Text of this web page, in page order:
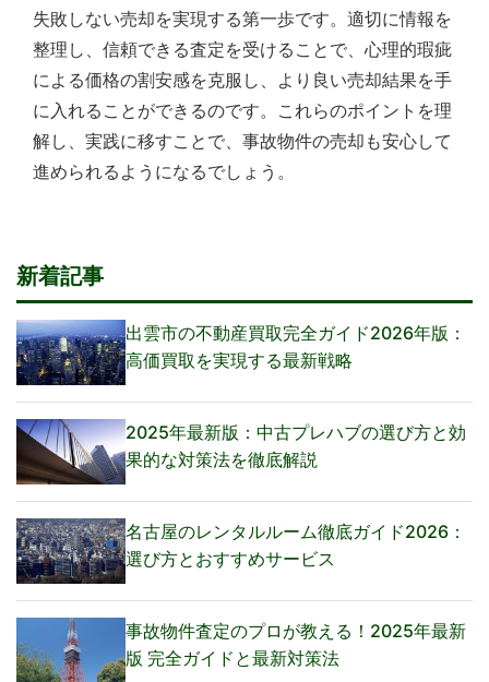
失敗しない売却を実現する第一歩です。適切に情報を
整理し、信頼できる査定を受けることで、心理的瑕疵
による価格の割安感を克服し、より良い売却結果を手
に入れることができるのです。これらのポイントを理
解し、実践に移すことで、事故物件の売却も安心して
進められるようになるでしょう。
新着記事
出雲市の不動産買取完全ガイド2026年版：
高価買取を実現する最新戦略
2025年最新版：中古プレハブの選び方と効
果的な対策法を徹底解説
名古屋のレンタルルーム徹底ガイド2026：
選び方とおすすめサービス
事故物件査定のプロが教える！2025年最新
版 完全ガイドと最新対策法